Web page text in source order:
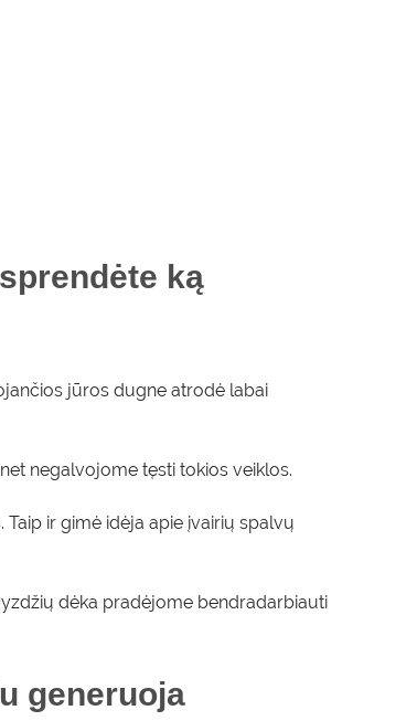
ką
jūros dugne atrodė labai
negalvojome tęsti tokios veiklos.
ir gimė idėja apie įvairių spalvų
dėka pradėjome bendradarbiauti
generuoja